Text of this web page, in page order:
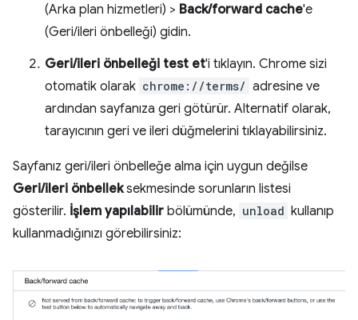
(Arka plan hizmetleri) > Back/forward cache'e
(Geri/ileri önbelleği) gidin.
Geri/ileri önbelleği test et'i tıklayın. Chrome sizi
otomatik olarak chrome://terms/ adresine ve
ardından sayfanıza geri götürür. Alternatif olarak,
tarayıcının geri ve ileri düğmelerini tıklayabilirsiniz.
Sayfanız geri/ileri önbelleğe alma için uygun değilse
Geri/ileri önbelleksekmesinde sorunların listesi
gösterilir. İşlem yapılabilir bölümünde, unload kullanıp
kullanmadığınızı görebilirsiniz: